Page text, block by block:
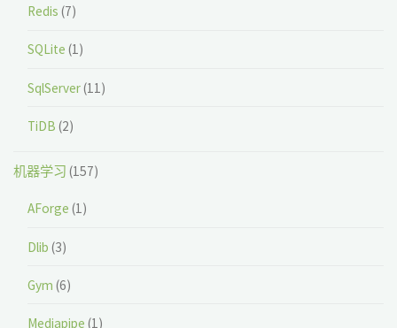
Redis (7)
SQLite (1)
SqlServer(11)
TiDB (2)
机器学习 (157)
AForge (1)
Dlib (3)
Gym (6)
Mediapipe (1)